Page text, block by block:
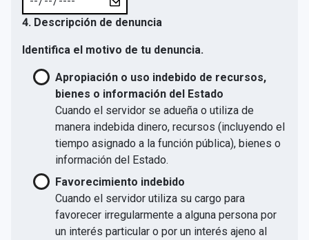
4. Descripción de denuncia
Identifica el motivo de tu denuncia.
Apropiación o uso indebido de recursos,
bienes o información del Estado
Cuando el servidor se adueña o utiliza de
manera indebida dinero, recursos (incluyendo el
tiempo asignado a la función pública), bienes o
información del Estado.
Favorecimiento indebido
Cuando el servidor utiliza su cargo para
favorecer irregularmente a alguna persona por
un interés particular o por un interés ajeno al